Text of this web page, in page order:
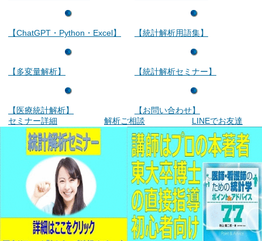
【ChatGPT・Python・Excel】
【多変量解析】
【医療統計解析】
【統計解析用語集】
【統計解析セミナー】
【お問い合わせ】
セミナー詳細
解析ご相談 LINEでお友達